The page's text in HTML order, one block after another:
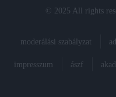
© 2025 All rights
moderálási szabályzat
impresszum ászf